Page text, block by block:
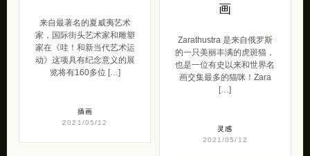
来自最著名的夏威夷艺术
家，国际街头艺术家和雕塑
家在《哇！和新当代艺术运
动》这项具有纪念意义的展
览将有160多位 […]
插画
2021/05/12
画
Zarathustra 是来自俄罗斯
的一只美丽丰满的虎斑猫，
也是一位有史以来和世界名
画交集最多的猫咪！Zara
[…]
灵感
2021/05/12